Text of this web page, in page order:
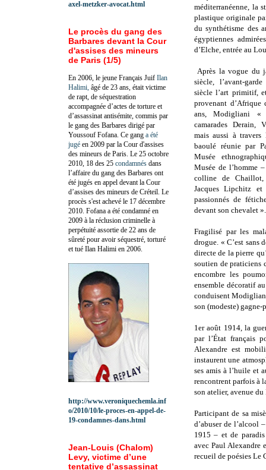
méditerranéenne, la
plastique originale
du synthétisme des
égyptiennes
d’Elche, entrée au
Après la vogue du
siècle, l’avant-
siècle l’art primitif,
provenant d’Afrique
ans, Modigliani «
camarades Derain,
mais aussi à
baoulé réunie par
Musée
Musée de l’homme
colline de
Jacques Lipchitz et
passionnés de
devant son chevalet ».
Fragilisé par les
drogue. « C’est sans
directe de la pierre
soutien de praticiens
encombre les
ensemble décoratif
conduisent
son (modeste)
1er août 1914, la
par l’État français
Alexandre est
instaurent une
ses amis à l’huile et
rencontrent parfois à
son atelier, avenue
Participant de sa
d’abuser de l’alcool
1915 – et de
avec Paul Alexandre
recueil de poésies Le
axel-metzker-avocat.html
Le procès du gang des
Barbares devant la Cour
d'assises des mineurs
de Paris (1/5)
En 2006, le jeune Français Juif Ilan
Halimi, âgé de 23 ans, était victime
de rapt, de séquestration
accompagnée d’actes de torture et
d’assassinat antisémite, commis par
le gang des Barbares dirigé par
Youssouf Fofana. Ce gang a été
jugé en 2009 par la Cour d'assises
des mineurs de Paris. Le 25 octobre
2010, 18 des 25 condamnés dans
l’affaire du gang des Barbares ont
été jugés en appel devant la Cour
d’assises des mineurs de Créteil. Le
procès s'est achevé le 17 décembre
2010. Fofana a été condamné en
2009 à la réclusion criminelle à
perpétuité assortie de 22 ans de
sûreté pour avoir séquestré, torturé
et tué Ilan Halimi en 2006.
http://www.veroniquechemla.inf
o/2010/10/le-proces-en-appel-de-
19-condamnes-dans.html
Jean-Louis (Chalom)
Levy, victime d’une
tentative d’assassinat